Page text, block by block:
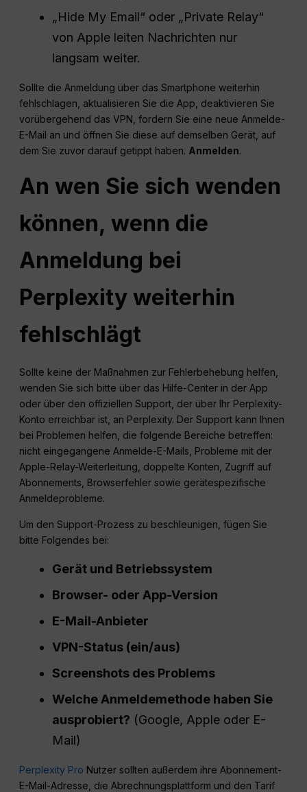
„Hide My Email“ oder „Private Relay“
von Apple leiten Nachrichten nur
langsam weiter.
Sollte die Anmeldung über das Smartphone weiterhin
fehlschlagen, aktualisieren Sie die App, deaktivieren Sie
vorübergehend das VPN, fordern Sie eine neue Anmelde-
E-Mail an und öffnen Sie diese auf demselben Gerät, auf
dem Sie zuvor darauf getippt haben. Anmelden.
An wen Sie sich wenden
können, wenn die
Anmeldung bei
Perplexity weiterhin
fehlschlägt
Sollte keine der Maßnahmen zur Fehlerbehebung helfen,
wenden Sie sich bitte über das Hilfe-Center in der App
oder über den offiziellen Support, der über Ihr Perplexity-
Konto erreichbar ist, an Perplexity. Der Support kann Ihnen
bei Problemen helfen, die folgende Bereiche betreffen:
nicht eingegangene Anmelde-E-Mails, Probleme mit der
Apple-Relay-Weiterleitung, doppelte Konten, Zugriff auf
Abonnements, Browserfehler sowie gerätespezifische
Anmeldeprobleme.
Um den Support-Prozess zu beschleunigen, fügen Sie
bitte Folgendes bei:
Gerät und Betriebssystem
Browser- oder App-Version
E-Mail-Anbieter
VPN-Status (ein/aus)
Screenshots des Problems
Welche Anmeldemethode haben Sie
ausprobiert? (Google, Apple oder E-
Mail)
Perplexity Pro Nutzer sollten außerdem ihre Abonnement-
E-Mail-Adresse, die Abrechnungsplattform und den Tarif